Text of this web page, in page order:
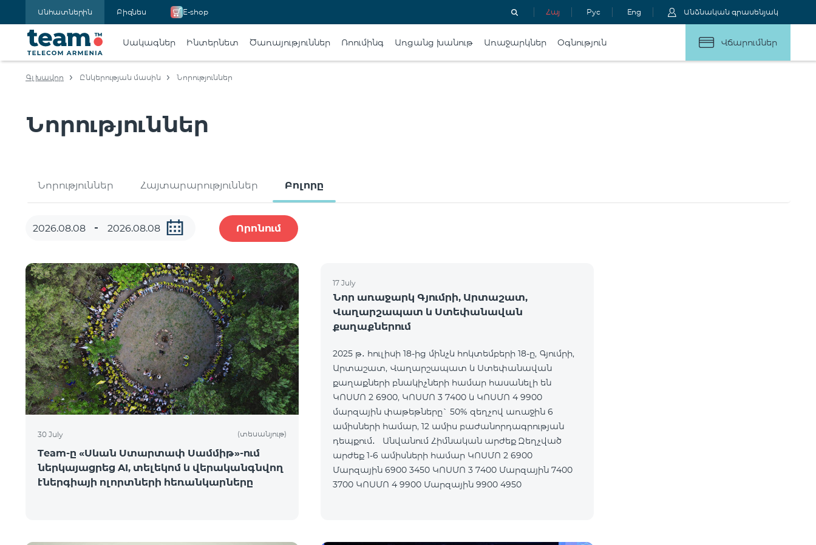
Անհատներին Բիզնես E-shop Հայ Рус Eng Անձնական գրասենյակ
Սակագներ Ինտերնետ Ծառայություններ Ռոումինգ Առցանց խանութ Առաջարկներ Օգնություն Վճարումներ
Գլխավոր Ընկերության մասին Նորություններ
Նորություններ
Նորություններ Հայտարարություններ Բոլորը
Որոնում
30 July (տեսանյութ)
Team-ը «Սևան Ստարտափ Սամմիթ»-ում
ներկայացրեց AI, տելեկոմ և վերականգնվող
էներգիայի ոլորտների հեռանկարները
17 July
Նոր առաջարկ Գյումրի, Արտաշատ,
Վաղարշապատ և Ստեփանավան
քաղաքներում
2025 թ․ հուլիսի 18-ից մինչև հոկտեմբերի 18-ը, Գյումրի,
Արտաշատ, Վաղարշապատ և Ստեփանավան
քաղաքների բնակիչների համար հասանելի են
ԿՈՍՄՈ 2 6900, ԿՈՍՄՈ 3 7400 և ԿՈՍՄՈ 4 9900
մարզային փաթեթները` 50% զեղչով առաջին 6
ամիսների համար, 12 ամիս բաժանորդագրության
դեպքում․ Անվանում Հիմնական արժեք Զեղչված
արժեք 1-6 ամիսների համար ԿՈՍՄՈ 2 6900
Մարզային 6900 3450 ԿՈՍՄՈ 3 7400 Մարզային 7400
3700 ԿՈՍՄՈ 4 9900 Մարզային 9900 4950